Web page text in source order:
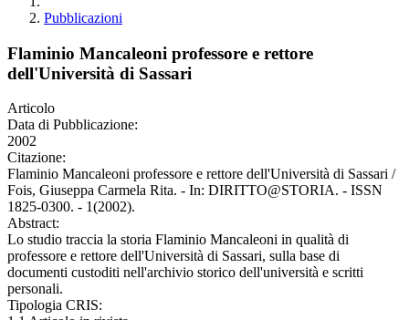
Pubblicazioni
Flaminio Mancaleoni professore e rettore
dell'Università di Sassari
Articolo
Data di Pubblicazione:
2002
Citazione:
Flaminio Mancaleoni professore e rettore dell'Università di Sassari /
Fois, Giuseppa Carmela Rita. - In: DIRITTO@STORIA. - ISSN
1825-0300. - 1(2002).
Abstract:
Lo studio traccia la storia Flaminio Mancaleoni in qualità di
professore e rettore dell'Università di Sassari, sulla base di
documenti custoditi nell'archivio storico dell'università e scritti
personali.
Tipologia CRIS: